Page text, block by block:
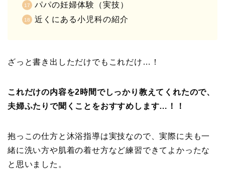
パパの妊婦体験（実技）
近くにある小児科の紹介
ざっと書き出しただけでもこれだけ…！
これだけの内容を2時間でしっかり教えてくれたので、
夫婦ふたりで聞くことをおすすめします…！！
抱っこの仕方と沐浴指導は実技なので、実際に夫も一
緒に洗い方や肌着の着せ方など練習できてよかったな
と思いました。